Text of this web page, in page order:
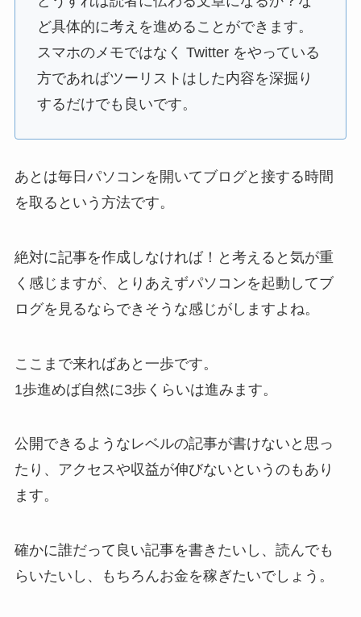
ど具体的に考えを進めることができます。
スマホのメモではなく Twitter をやっている
方であればツーリストはした内容を深掘り
するだけでも良いです。
あとは毎日パソコンを開いてブログと接する時間
を取るという方法です。
絶対に記事を作成しなければ！と考えると気が重
く感じますが、とりあえずパソコンを起動してブ
ログを見るならできそうな感じがしますよね。
ここまで来ればあと一歩です。
1歩進めば自然に3歩くらいは進みます。
公開できるようなレベルの記事が書けないと思っ
たり、アクセスや収益が伸びないというのもあり
ます。
確かに誰だって良い記事を書きたいし、読んでも
らいたいし、もちろんお金を稼ぎたいでしょう。